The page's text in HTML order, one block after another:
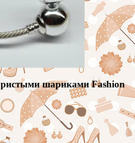
шариками Fashion